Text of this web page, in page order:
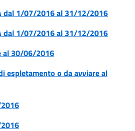
dal 1/07/2016 al 31/12/2016
dal 1/07/2016 al 31/12/2016
al 30/06/2016
espletamento o da avviare al